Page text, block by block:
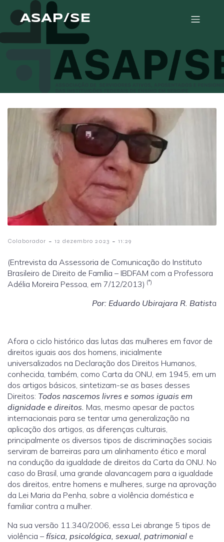
ASAP/SE
Colaborador - 12 dezembro 2023 - 11:29
(Entrevista da Assessoria de Comunicação do Instituto
Brasileiro de Direito de Família – IBDFAM com a Professora
Adélia Moreira Pessoa, em 7/12/2013) (*)
Por: Eduardo Ubirajara R. Batista
Afora o ciclo histórico das lutas das mulheres em favor de
direitos iguais aos dos homens, inicialmente
universalizados na Declaração dos Direitos Humanos,
conhecida, também, como Carta da ONU, em 1945, em um
dos artigos básicos, sintetizam-se as bases desses
Direitos: Todos nascemos livres e somos iguais em
dignidade e direitos. Mas, mesmo apesar de pactos
internacionais para se tentar uma generalização na
aplicação dos artigos, as diferenças culturais,
principalmente os diversos tipos de discriminações sociais
serviram de barreiras para um alinhamento ético e moral
na condução da igualdade de direitos da Carta da ONU. No
caso do Brasil, uma grande alavancagem para a igualdade
dos direitos, entre homens e mulheres, surge na aprovação
da Lei Maria da Penha, sobre a violência doméstica e
familiar contra a mulher.
Na sua versão 11.340/2006, essa Lei abrange 5 tipos de
violência – física, psicológica, sexual, patrimonial e